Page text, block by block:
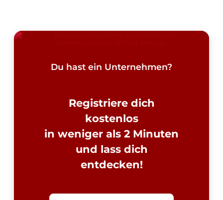
Du hast ein Unternehmen?
Registriere dich
kostenlos
in weniger als 2 Minuten
und lass dich
entdecken!